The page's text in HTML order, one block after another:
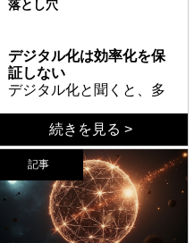
昧な目標設定では、後の
定が困難になってしま
う。定量的で測定可能な
目標を立てることで、分
析の方向性が明確にな
り、成果を客観的に評価
できるようになる。
に有効である。また、必
が、業務フロー図と業務
の分担表である。誰が、
いつ、どこで、何をして
いるかを図式化すること
で、無駄や重複、ボトル
ネックが浮き彫りにな
る。このプロセスによ
り、今まで見えなかった
非効率な作業や不要なプ
ロセスを発見できるので
ある。
本質的ではない事項は思
討する。また、抽出した
課題は小さな原因に分解
していき、根本原因を探
る（要因分析）。リソー
スが限られる場合には、
ABC分析（例えば顧客ラ
ンク別）で、重要顧客に
注力できるよう業務配分
や訪問頻度などを見直
す。定量データや日報な
どのログ、クレームデー
タの活用も効果的であ
まとめ
ば、効果検証につなげる
改善策と実行計画を策定
する。正しい業務分析と
は、単なるデジタル化で
はなく明確な目的に基づ
いて、ボトルネックを可
視化し、データと構造化
された分析を行うことな
のである。継続的な改善
こそが真のDXを実現す
る。
落とし穴
デジタル化は効率化を保
証しない
デジタル化と聞くと、多
る。しかし、たとえば
FAXで受け取った紙の受
注をOCR（文字認識）で
デジタルデータ化し、デ
ータベースに保存して
も、それは単なるデジタ
ル化に過ぎない。デジタ
非効率なフローをそのま
まデジタル化するリスク
最も大きな問題は、業務
フローを見直さずにデジ
タル化を行うことだ。従
来の手作業のフローをそ
俯瞰できないシステム担
続きを見る >
記事